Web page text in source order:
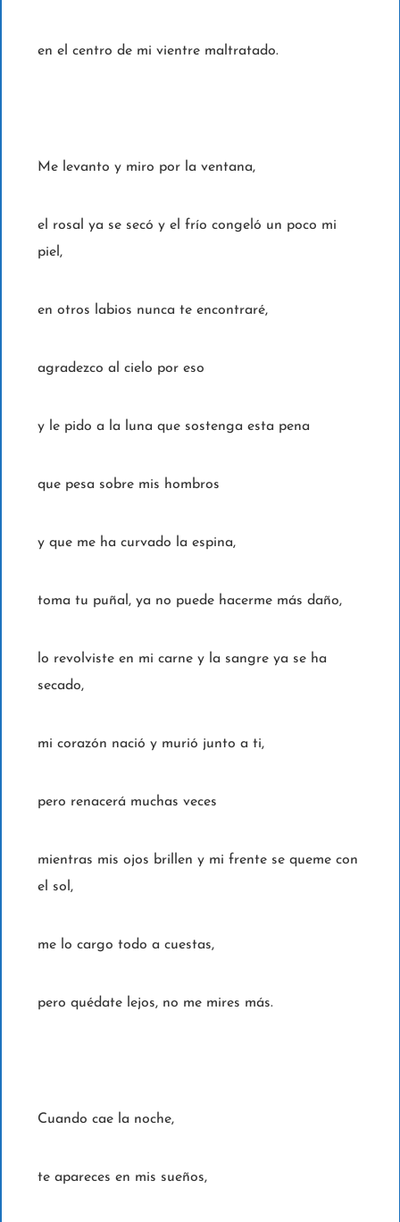
en el centro de mi vientre maltratado.
Me levanto y miro por la ventana,
el rosal ya se secó y el frío congeló un poco mi
piel,
en otros labios nunca te encontraré,
agradezco al cielo por eso
y le pido a la luna que sostenga esta pena
que pesa sobre mis hombros
y que me ha curvado la espina,
toma tu puñal, ya no puede hacerme más daño,
lo revolviste en mi carne y la sangre ya se ha
secado,
mi corazón nació y murió junto a ti,
pero renacerá muchas veces
mientras mis ojos brillen y mi frente se queme con
el sol,
me lo cargo todo a cuestas,
pero quédate lejos, no me mires más.
Cuando cae la noche,
te apareces en mis sueños,